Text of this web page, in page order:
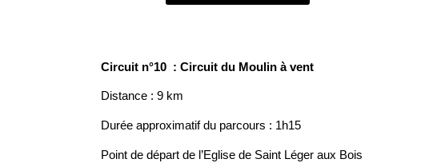
Circuit n°10 : Circuit du Moulin à vent
Distance : 9 km
Durée approximatif du parcours : 1h15
Point de départ de l’Eglise de Saint Léger aux Bois